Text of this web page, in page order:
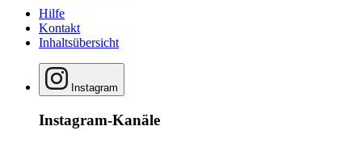
Hilfe
Kontakt
Inhaltsübersicht
Instagram
Instagram-Kanäle